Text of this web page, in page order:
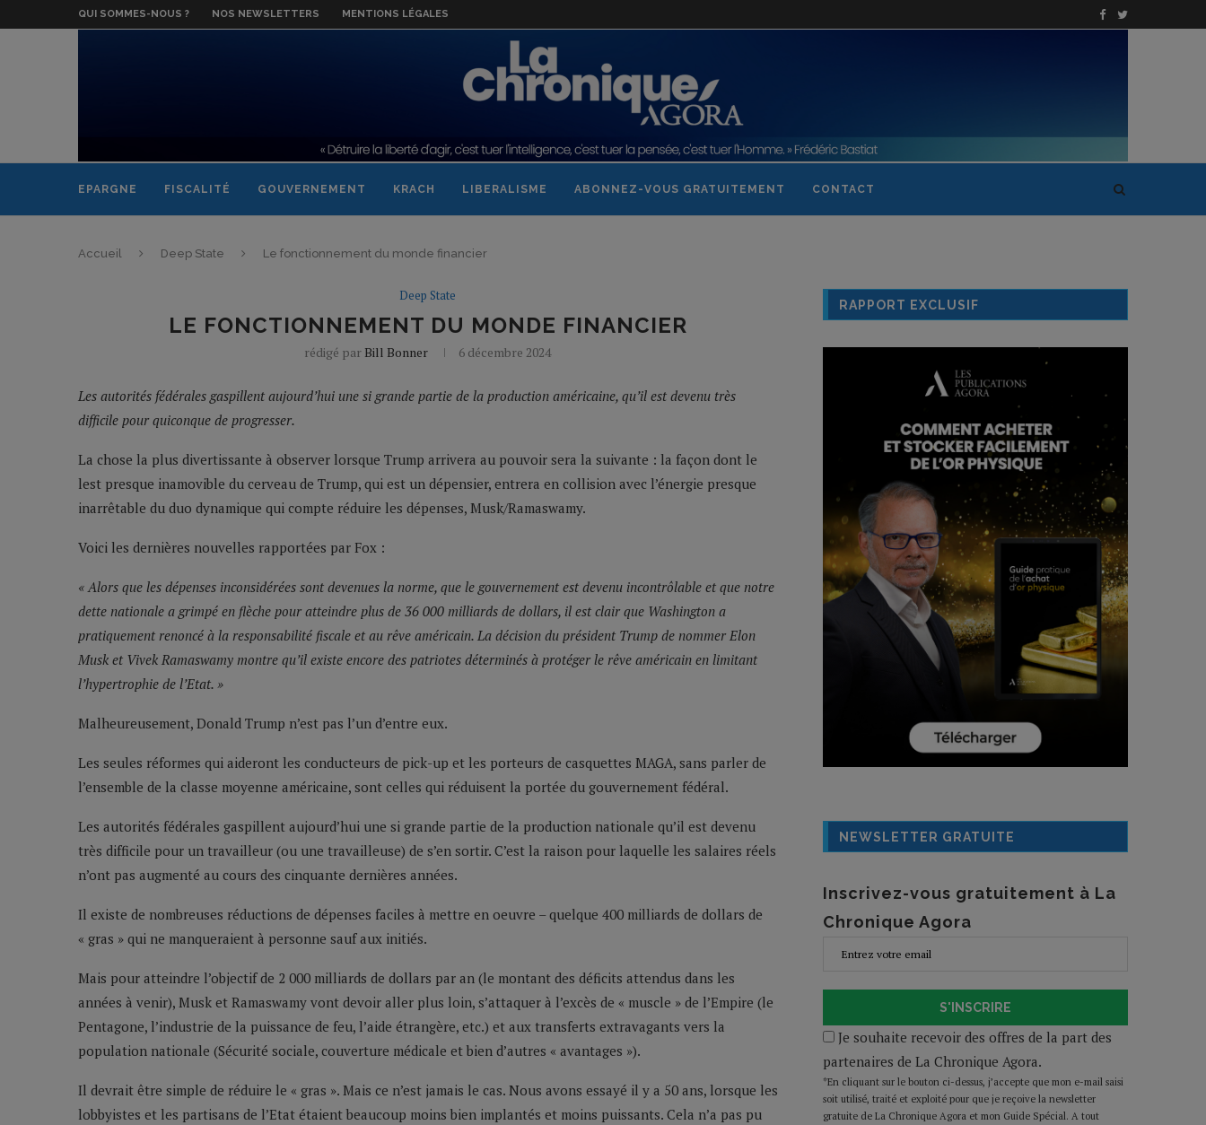
QUI SOMMES-NOUS ? NOS NEWSLETTERS MENTIONS LÉGALES
EPARGNE FISCALITÉ GOUVERNEMENT KRACH LIBERALISME ABONNEZ-VOUS GRATUITEMENT CONTACT
Accueil Deep State Le fonctionnement du monde financier
Deep State
LE FONCTIONNEMENT DU MONDE FINANCIER
rédigé par Bill Bonner 6 décembre 2024
Les autorités fédérales gaspillent aujourd’hui une si grande partie de la production américaine, qu’il est devenu très
difficile pour quiconque de progresser.
La chose la plus divertissante à observer lorsque Trump arrivera au pouvoir sera la suivante : la façon dont le
lest presque inamovible du cerveau de Trump, qui est un dépensier, entrera en collision avec l’énergie presque
inarrêtable du duo dynamique qui compte réduire les dépenses, Musk/Ramaswamy.
Voici les dernières nouvelles rapportées par Fox :
« Alors que les dépenses inconsidérées sont devenues la norme, que le gouvernement est devenu incontrôlable et que notre
dette nationale a grimpé en flèche pour atteindre plus de 36 000 milliards de dollars, il est clair que Washington a
pratiquement renoncé à la responsabilité fiscale et au rêve américain. La décision du président Trump de nommer Elon
Musk et Vivek Ramaswamy montre qu’il existe encore des patriotes déterminés à protéger le rêve américain en limitant
l’hypertrophie de l’Etat. »
Malheureusement, Donald Trump n’est pas l’un d’entre eux.
Les seules réformes qui aideront les conducteurs de pick-up et les porteurs de casquettes MAGA, sans parler de
l’ensemble de la classe moyenne américaine, sont celles qui réduisent la portée du gouvernement fédéral.
Les autorités fédérales gaspillent aujourd’hui une si grande partie de la production nationale qu’il est devenu
très difficile pour un travailleur (ou une travailleuse) de s’en sortir. C’est la raison pour laquelle les salaires réels
n’ont pas augmenté au cours des cinquante dernières années.
Il existe de nombreuses réductions de dépenses faciles à mettre en oeuvre – quelque 400 milliards de dollars de
« gras » qui ne manqueraient à personne sauf aux initiés.
Mais pour atteindre l’objectif de 2 000 milliards de dollars par an (le montant des déficits attendus dans les
années à venir), Musk et Ramaswamy vont devoir aller plus loin, s’attaquer à l’excès de « muscle » de l’Empire (le
Pentagone, l’industrie de la puissance de feu, l’aide étrangère, etc.) et aux transferts extravagants vers la
population nationale (Sécurité sociale, couverture médicale et bien d’autres « avantages »).
Il devrait être simple de réduire le « gras ». Mais ce n’est jamais le cas. Nous avons essayé il y a 50 ans, lorsque les
lobbyistes et les partisans de l’Etat étaient beaucoup moins bien implantés et moins puissants. Cela n’a pas pu
RAPPORT EXCLUSIF
NEWSLETTER GRATUITE
Inscrivez-vous gratuitement à La
Chronique Agora
S'INSCRIRE
Je souhaite recevoir des offres de la part des
partenaires de La Chronique Agora.
*En cliquant sur le bouton ci-dessus, j’accepte que mon e-mail saisi
soit utilisé, traité et exploité pour que je reçoive la newsletter
gratuite de La Chronique Agora et mon Guide Spécial. A tout